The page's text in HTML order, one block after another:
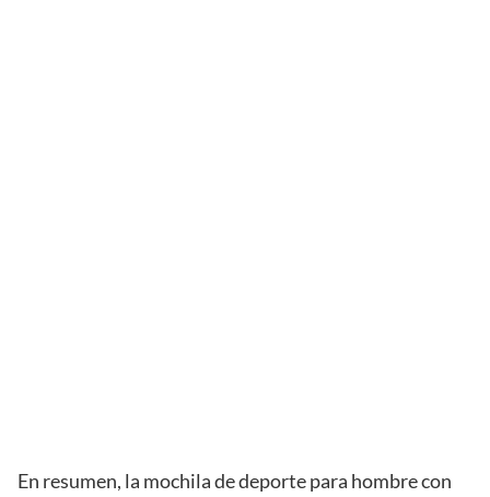
En resumen, la mochila de deporte para hombre con